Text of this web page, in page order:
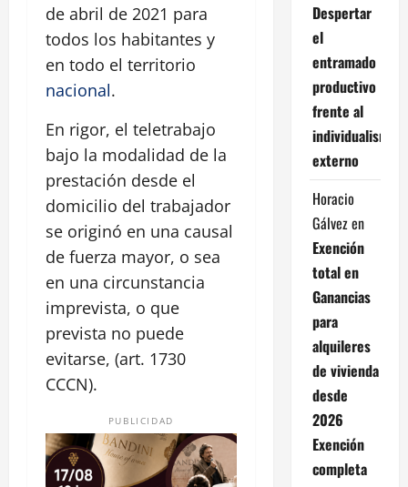
de abril de 2021 para
todos los habitantes y
en todo el territorio
nacional.
En rigor, el teletrabajo
bajo la modalidad de la
prestación desde el
domicilio del trabajador
se originó en una causal
de fuerza mayor, o sea
en una circunstancia
imprevista, o que
prevista no puede
evitarse, (art. 1730
CCCN).
PUBLICIDAD
Despertar
el
entramado
productivo
frente al
individualismo
externo
Horacio
Gálvezen
Exención
total en
Ganancias
para
alquileres
de vivienda
desde
2026
Exención
completa